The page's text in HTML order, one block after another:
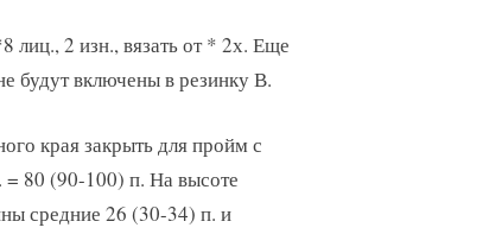
лиц., 2 изн., вязать от * 2х. Еще
будут включены в резинку В.
края закрыть для пройм с
80 (90-100) п. На высоте
средние 26 (30-34) п. и